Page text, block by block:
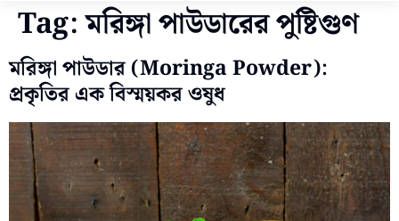
Tag:মরিঙ্গা পাউডারের পুষ্টিগুণ
মরিঙ্গা পাউডার (Moringa Powder):
প্রকৃতির এক বিস্ময়কর ওষুধ